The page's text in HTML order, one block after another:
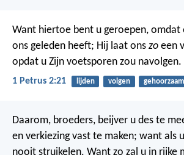
Want hiertoe bent u geroepen, omdat
ons geleden heeft; Hij laat ons zo een
opdat u Zijn voetsporen zou navolgen.
1 Petrus 2:21 lijden volgen
Daarom, broeders, beijver u des te
en verkiezing vast te maken; want als
nooit struikelen. Want zo zal u in rijke